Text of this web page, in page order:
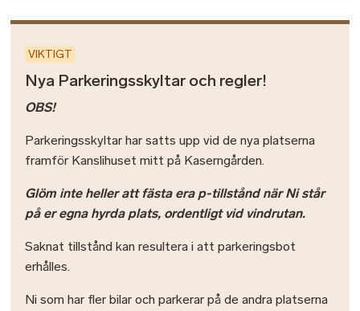
VIKTIGT
Nya Parkeringsskyltar och regler!
OBS!
Parkeringsskyltar har satts upp vid de nya platserna
framför Kanslihuset mitt på Kaserngården.
Glöm inte heller att fästa era p-tillstånd när Ni står
på er egna hyrda plats, ordentligt vid vindrutan.
Saknat tillstånd kan resultera i att parkeringsbot
erhålles.
Ni som har fler bilar och parkerar på de andra platserna